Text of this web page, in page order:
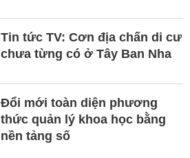
Tin tức TV: Cơn địa chấn di cư
chưa từng có ở Tây Ban Nha
Đổi mới toàn diện phương
thức quản lý khoa học bằng
nền tảng số